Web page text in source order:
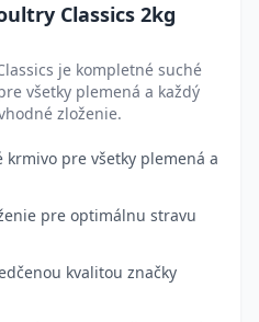
Classics 2kg
je kompletné suché
všetky plemená a každý
zloženie.
krmivo pre všetky plemená a
pre optimálnu stravu
kvalitou značky